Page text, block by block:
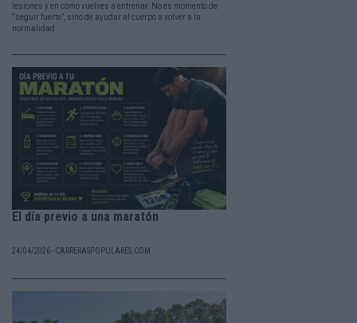
lesiones y en cómo vuelves a entrenar. No es momento de
“seguir fuerte”, sino de ayudar al cuerpo a volver a la
normalidad.
El día previo a una maratón
24/04/2026 - CARRERASPOPULARES.COM